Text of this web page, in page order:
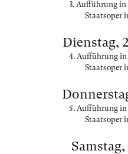
3. Aufführung in
Staatsoper
Dienstag,
4. Aufführung in
Staatsoper
5. Aufführung in
Staatsoper